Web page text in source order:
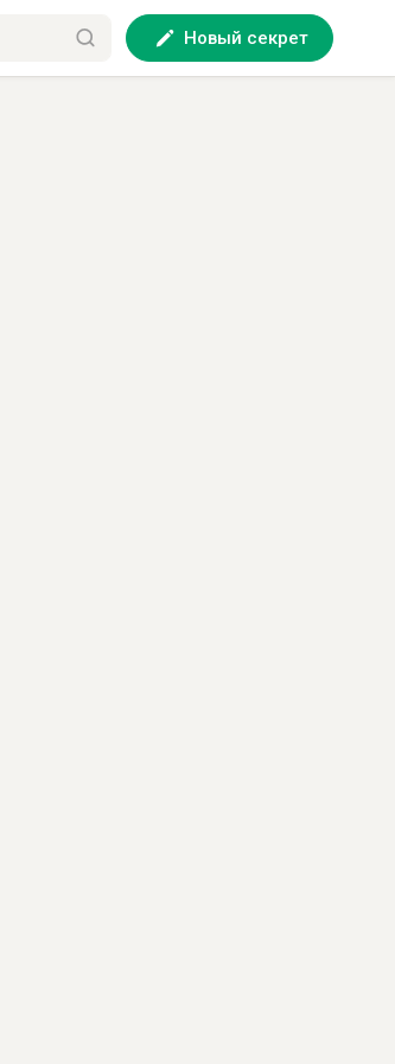
Новый секрет